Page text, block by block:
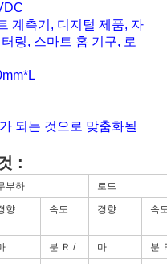
계측기, 디지털 제품, 자
링, 스마트 홈 기구, 로
되는 것으로 맞춤화될
:
부하 로드
향 속도 경향 속
분 Ｒ / 마 분